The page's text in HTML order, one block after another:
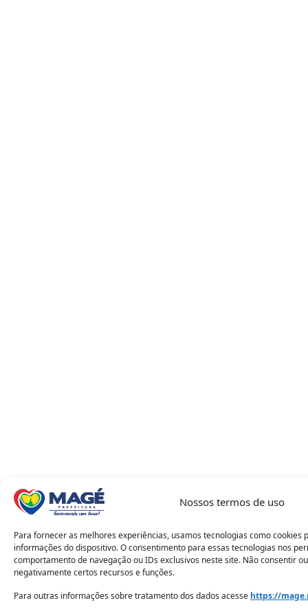
Nossos termos de uso
Para fornecer as melhores experiências, usamos tecnologias como cookies
informações do dispositivo. O consentimento para essas tecnologias nos
comportamento de navegação ou IDs exclusivos neste site. Não consentir
negativamente certos recursos e funções.
Para outras informações sobre tratamento dos dados acesse https://